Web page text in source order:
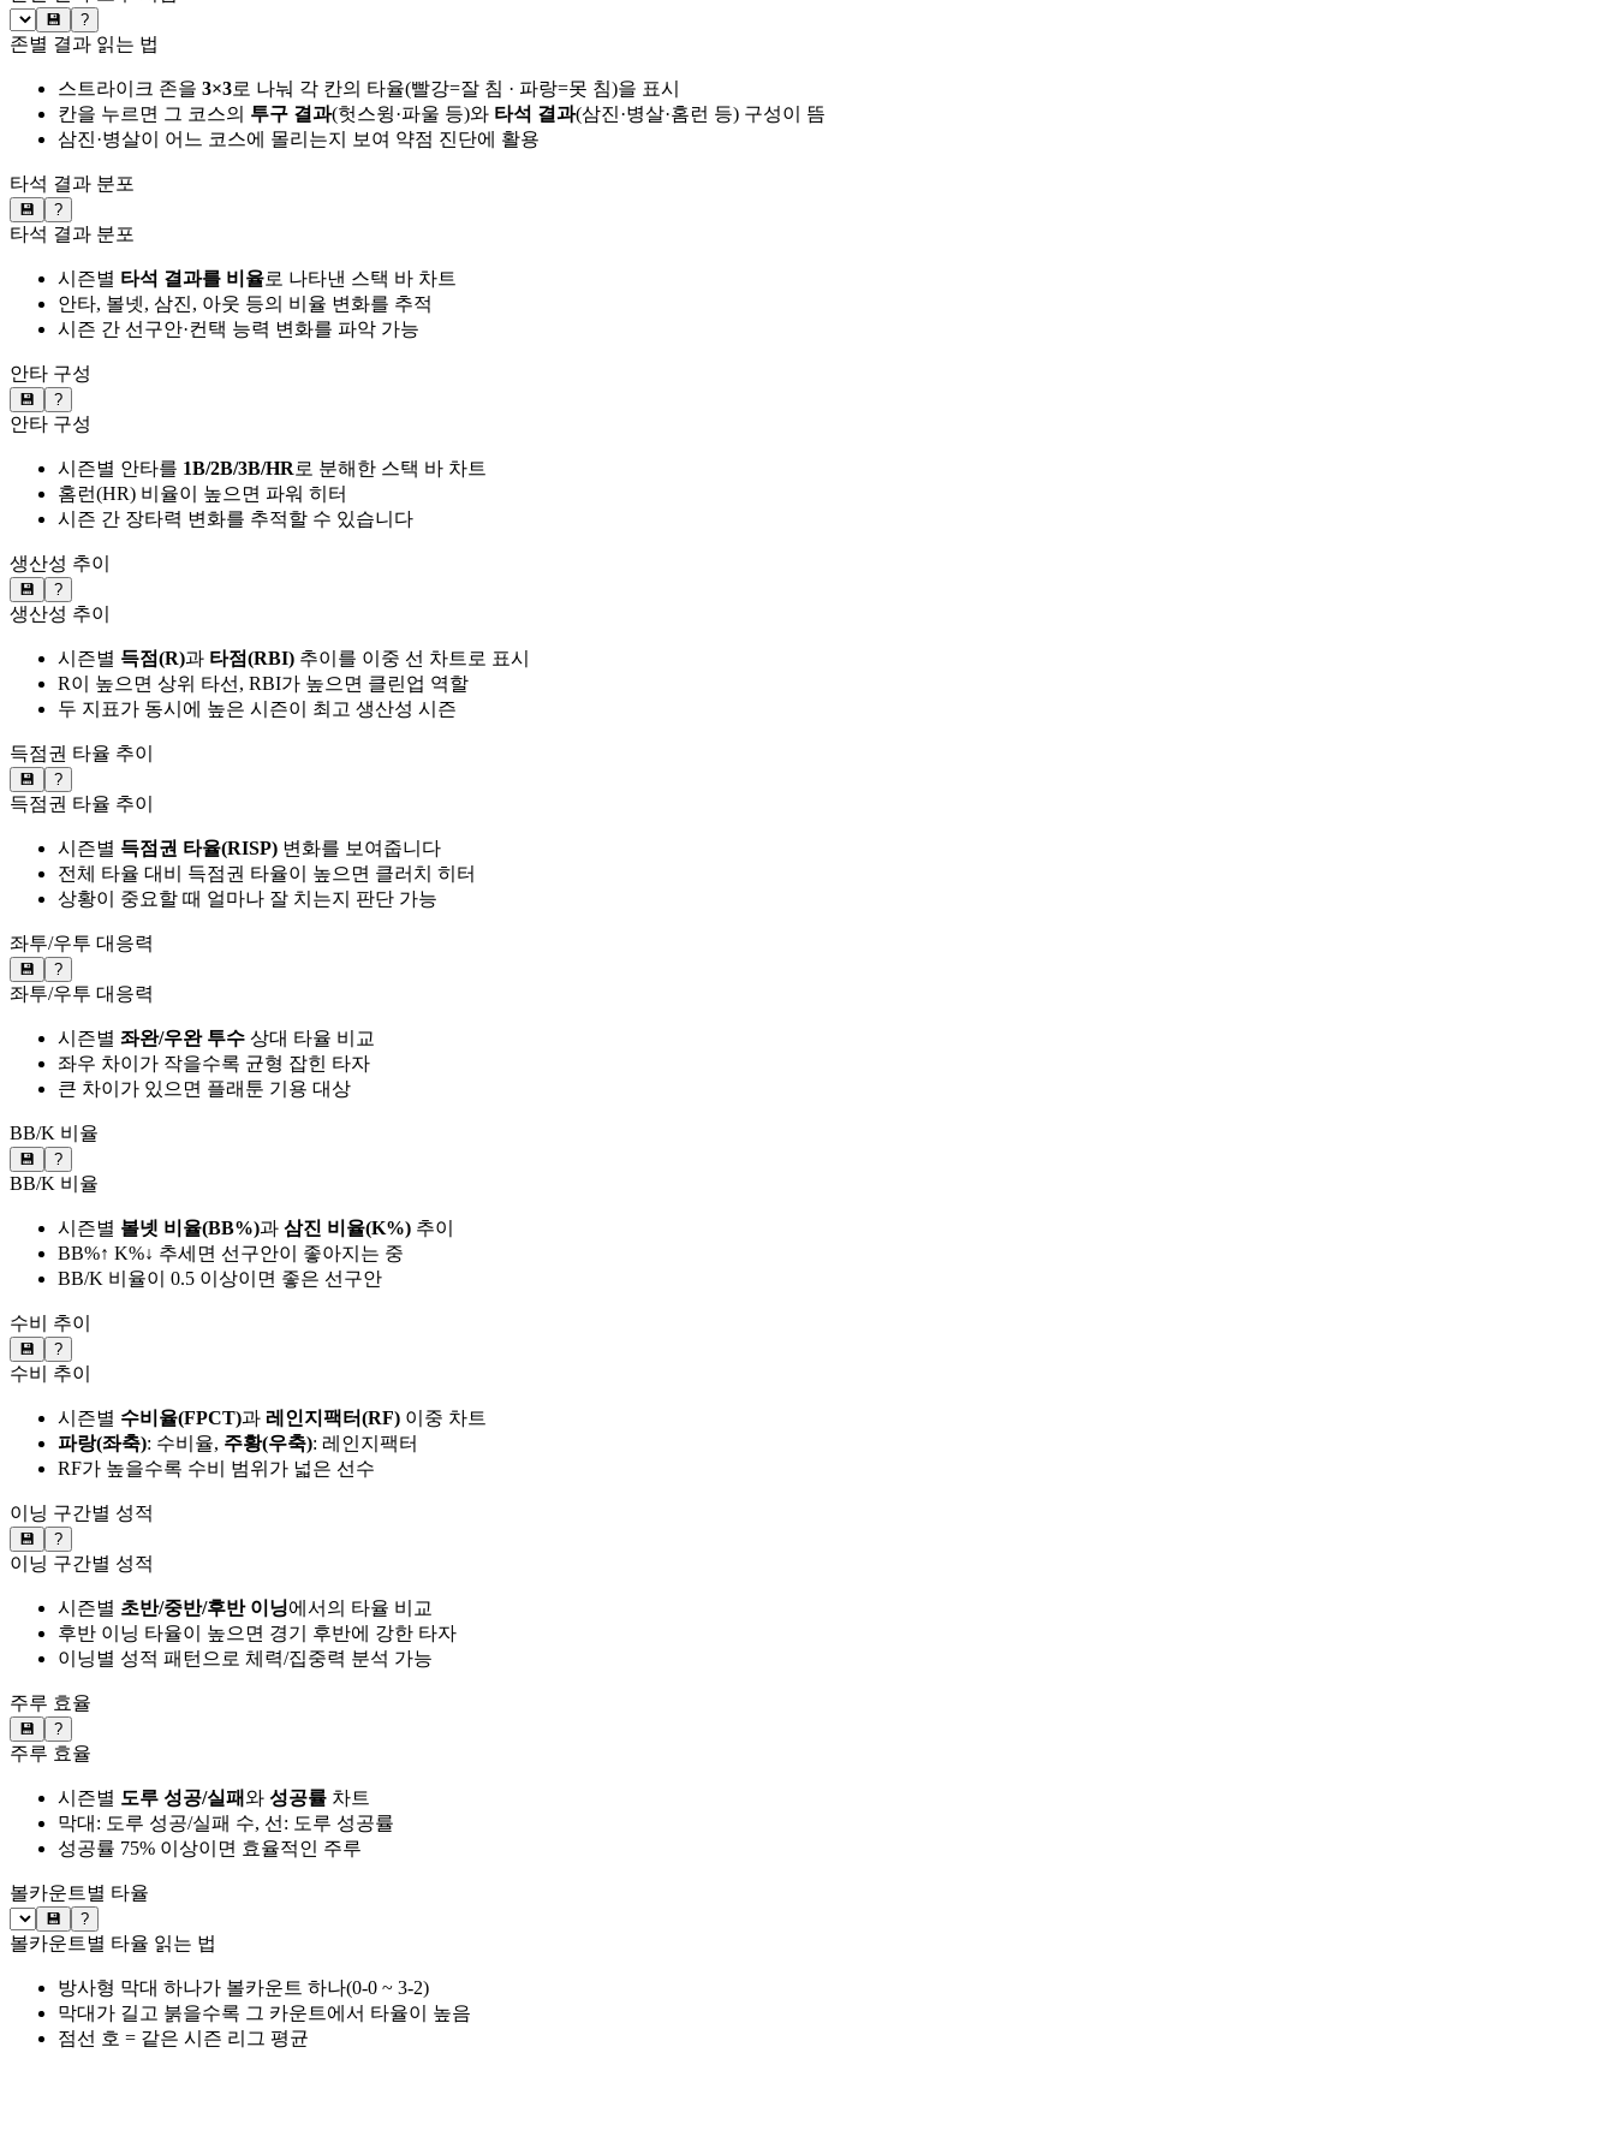
💾 ?
존별 결과 읽는 법
스트라이크 존을 3×3로 나눠 각 칸의 타율(빨강=잘 침 · 파랑=못 침)을 표시
칸을 누르면 그 코스의 투구 결과(헛스윙·파울 등)와 타석 결과(삼진·병살·홈런 등) 구성이 뜸
삼진·병살이 어느 코스에 몰리는지 보여 약점 진단에 활용
타석 결과 분포
💾 ?
타석 결과 분포
시즌별 타석 결과를 비율로 나타낸 스택 바 차트
안타, 볼넷, 삼진, 아웃 등의 비율 변화를 추적
시즌 간 선구안·컨택 능력 변화를 파악 가능
안타 구성
💾 ?
안타 구성
시즌별 안타를 1B/2B/3B/HR로 분해한 스택 바 차트
홈런(HR) 비율이 높으면 파워 히터
시즌 간 장타력 변화를 추적할 수 있습니다
생산성 추이
💾 ?
생산성 추이
시즌별 득점(R)과 타점(RBI) 추이를 이중 선 차트로 표시
R이 높으면 상위 타선, RBI가 높으면 클린업 역할
두 지표가 동시에 높은 시즌이 최고 생산성 시즌
득점권 타율 추이
💾 ?
득점권 타율 추이
시즌별 득점권 타율(RISP) 변화를 보여줍니다
전체 타율 대비 득점권 타율이 높으면 클러치 히터
상황이 중요할 때 얼마나 잘 치는지 판단 가능
좌투/우투 대응력
💾 ?
좌투/우투 대응력
시즌별 좌완/우완 투수 상대 타율 비교
좌우 차이가 작을수록 균형 잡힌 타자
큰 차이가 있으면 플래툰 기용 대상
BB/K 비율
💾 ?
BB/K 비율
시즌별 볼넷 비율(BB%)과 삼진 비율(K%) 추이
BB%↑ K%↓ 추세면 선구안이 좋아지는 중
BB/K 비율이 0.5 이상이면 좋은 선구안
수비 추이
💾 ?
수비 추이
시즌별 수비율(FPCT)과 레인지팩터(RF) 이중 차트
파랑(좌축): 수비율, 주황(우축): 레인지팩터
RF가 높을수록 수비 범위가 넓은 선수
이닝 구간별 성적
💾 ?
이닝 구간별 성적
시즌별 초반/중반/후반 이닝에서의 타율 비교
후반 이닝 타율이 높으면 경기 후반에 강한 타자
이닝별 성적 패턴으로 체력/집중력 분석 가능
주루 효율
💾 ?
주루 효율
시즌별 도루 성공/실패와 성공률 차트
막대: 도루 성공/실패 수, 선: 도루 성공률
성공률 75% 이상이면 효율적인 주루
볼카운트별 타율
💾 ?
볼카운트별 타율 읽는 법
방사형 막대 하나가 볼카운트 하나(0-0 ~ 3-2)
막대가 길고 붉을수록 그 카운트에서 타율이 높음
점선 호 = 같은 시즌 리그 평균